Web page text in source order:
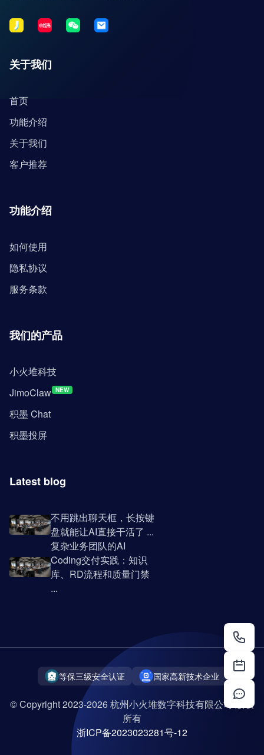
关于我们
首页
功能介绍
关于我们
客户推荐
功能介绍
如何使用
隐私协议
服务条款
我们的产品
小火堆科技
JimoClaw NEW
积墨 Chat
积墨投屏
Latest blog
不用跳出聊天框，长按键
盘就能让AI直接干活了 ...
复杂业务团队的AI
Coding交付实践：知识
库、RD流程和质量门禁
...
等保三级安全认证 国家高新技术企业
© Copyright 2023-2026 杭州小火堆数字科技有限公司 版权
所有
浙ICP备2023023281号-12